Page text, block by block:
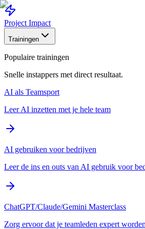
Project Impact
Trainingen
Populaire trainingen
Snelle instappers met direct resultaat.
AI als Teamsport
Leer AI inzetten met je hele team
AI gebruiken voor bedrijven
Leer de ins en outs van AI gebruik voor
ChatGPT/Claude/Gemini Masterclass
Zorg ervoor dat je teamleden expert worden